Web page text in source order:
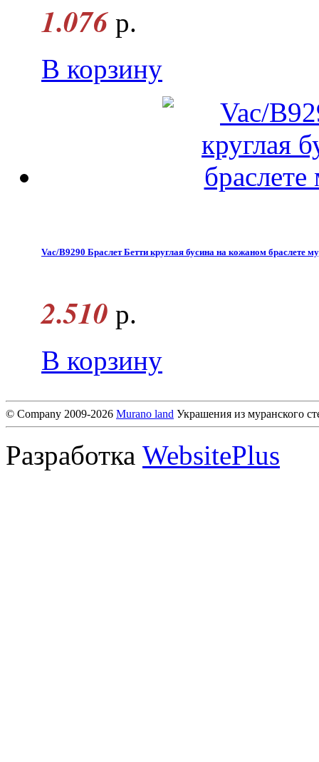
1.076 р.
В корзину
Vac/B9290 Браслет Бетти круглая бусина на кожаном браслете
2.510 р.
В корзину
© Company 2009-2026 Murano land Украшения из муранского
Разработка WebsitePlus